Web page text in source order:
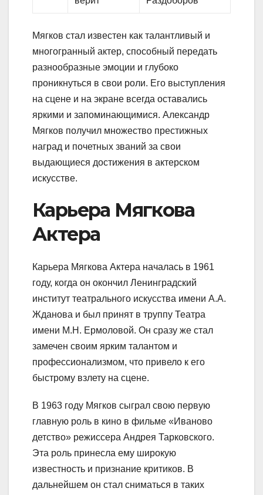
Мягков стал известен как талантливый и
многогранный актер, способный передать
разнообразные эмоции и глубоко
проникнуться в свои роли. Его выступления
на сцене и на экране всегда оставались
яркими и запоминающимися. Александр
Мягков получил множество престижных
наград и почетных званий за свои
выдающиеся достижения в актерском
искусстве.
Карьера Мягкова
Актера
Карьера Мягкова Актера началась в 1961
году, когда он окончил Ленинградский
институт театрального искусства имени А.А.
Жданова и был принят в труппу Театра
имени М.Н. Ермоловой. Он сразу же стал
замечен своим ярким талантом и
профессионализмом, что привело к его
быстрому взлету на сцене.
В 1963 году Мягков сыграл свою первую
главную роль в кино в фильме «Иваново
детство» режиссера Андрея Тарковского.
Эта роль принесла ему широкую
известность и признание критиков. В
дальнейшем он стал сниматься в таких